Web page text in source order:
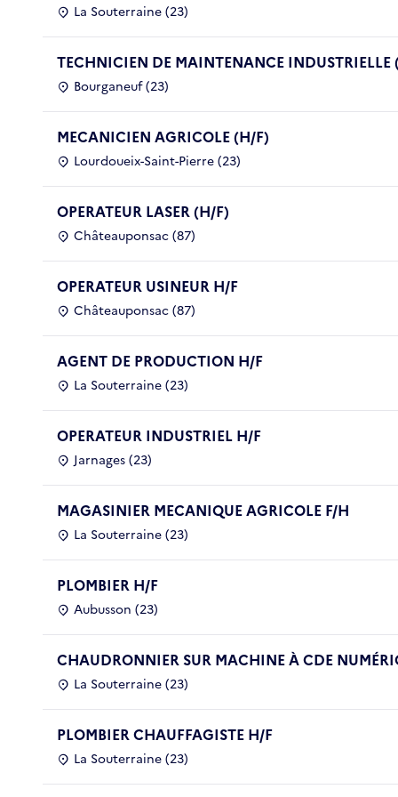
La Souterraine (23)
TECHNICIEN DE MAINTENANCE INDUSTRIELLE
Bourganeuf (23)
MECANICIEN AGRICOLE (H/F)
Lourdoueix-Saint-Pierre (23)
OPERATEUR LASER (H/F)
Châteauponsac (87)
OPERATEUR USINEUR H/F
Châteauponsac (87)
AGENT DE PRODUCTION H/F
La Souterraine (23)
OPERATEUR INDUSTRIEL H/F
Jarnages (23)
MAGASINIER MECANIQUE AGRICOLE F/H
La Souterraine (23)
PLOMBIER H/F
Aubusson (23)
CHAUDRONNIER SUR MACHINE À CDE
La Souterraine (23)
PLOMBIER CHAUFFAGISTE H/F
La Souterraine (23)